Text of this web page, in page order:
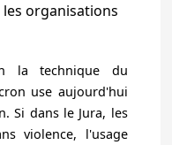
organisations
la technique du
use aujourd'hui
Si dans le Jura, les
violence, l'usage